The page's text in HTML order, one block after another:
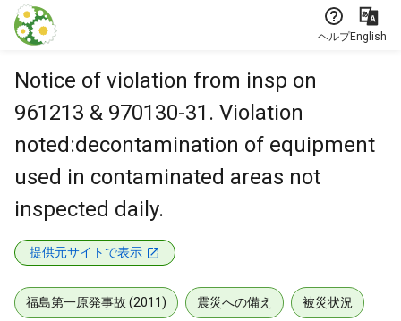
本文に飛ぶ
ヘルプEnglish
Notice of violation from insp on
961213 & 970130-31. Violation
noted:decontamination of equipment
used in contaminated areas not
inspected daily.
提供元サイトで表示
福島第一原発事故 (2011) 震災への備え 被災状況